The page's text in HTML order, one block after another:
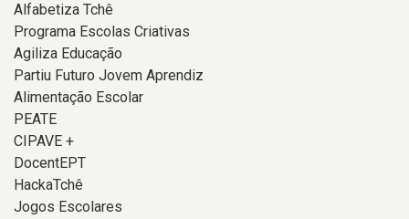
Alfabetiza Tchê
Programa Escolas Criativas
Agiliza Educação
Partiu Futuro Jovem Aprendiz
Alimentação Escolar
PEATE
CIPAVE +
DocentEPT
HackaTchê
Jogos Escolares